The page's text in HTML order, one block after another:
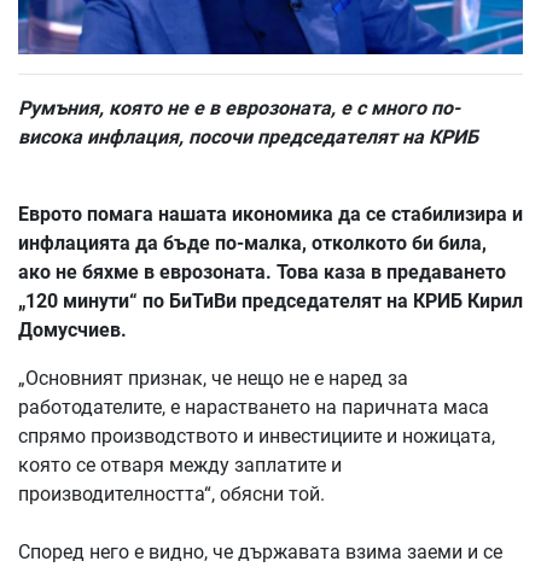
Румъния, която не е в еврозоната, е с много по-
висока инфлация, посочи председателят на КРИБ
Еврото помага нашата икономика да се стабилизира и
инфлацията да бъде по-малка, отколкото би била,
ако не бяхме в еврозоната. Това каза в предаването
„120 минути“ по БиТиВи председателят на КРИБ Кирил
Домусчиев.
„Основният признак, че нещо не е наред за
работодателите, е нарастването на паричната маса
спрямо производството и инвестициите и ножицата,
която се отваря между заплатите и
производителността“, обясни той.
Според него е видно, че държавата взима заеми и се